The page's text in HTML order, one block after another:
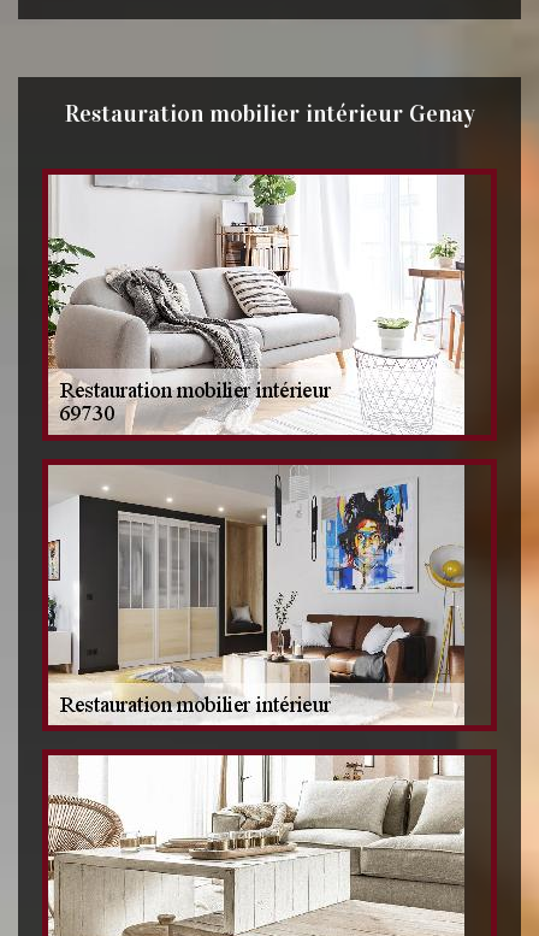
Restauration mobilier intérieur Genay